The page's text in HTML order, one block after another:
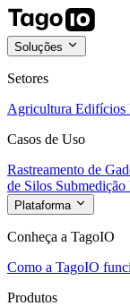
Soluções
Setores
Agricultura Edifícios
Casos de Uso
Rastreamento de
de Silos Submedição
Plataforma
Conheça a TagoIO
Como a TagoIO
Produtos